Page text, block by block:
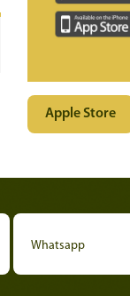
Apple Store